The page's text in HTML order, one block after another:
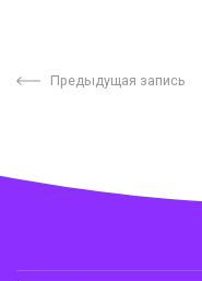
Предыдущая запись